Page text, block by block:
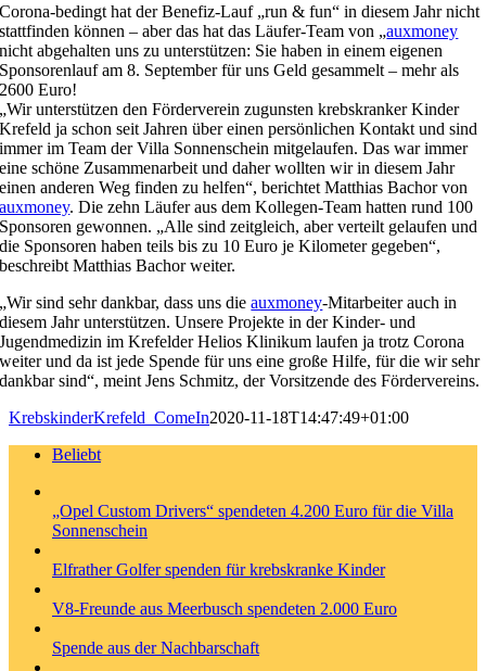
Corona-bedingt hat der Benefiz-Lauf „run & fun“ in diesem Jahr nicht
stattfinden können – aber das hat das Läufer-Team von „auxmoney
nicht abgehalten uns zu unterstützen: Sie haben in einem eigenen
Sponsorenlauf am 8. September für uns Geld gesammelt – mehr als
2600 Euro!
„Wir unterstützen den Förderverein zugunsten krebskranker Kinder
Krefeld ja schon seit Jahren über einen persönlichen Kontakt und sind
immer im Team der Villa Sonnenschein mitgelaufen. Das war immer
eine schöne Zusammenarbeit und daher wollten wir in diesem Jahr
einen anderen Weg finden zu helfen“, berichtet Matthias Bachor von
auxmoney. Die zehn Läufer aus dem Kollegen-Team hatten rund 100
Sponsoren gewonnen. „Alle sind zeitgleich, aber verteilt gelaufen und
die Sponsoren haben teils bis zu 10 Euro je Kilometer gegeben“,
beschreibt Matthias Bachor weiter.
„Wir sind sehr dankbar, dass uns dieauxmoney-Mitarbeiter auch in
diesem Jahr unterstützen. Unsere Projekte in der Kinder- und
Jugendmedizin im Krefelder Helios Klinikum laufen ja trotz Corona
weiter und da ist jede Spende für uns eine große Hilfe, für die wir sehr
dankbar sind“, meint Jens Schmitz, der Vorsitzende des Fördervereins.
KrebskinderKrefeld_ComeIn2020-11-18T14:47:49+01:00
Beliebt
„Opel Custom Drivers“ spendeten 4.200 Euro für die Villa
Sonnenschein
Elfrather Golfer spenden für krebskranke Kinder
V8-Freunde aus Meerbusch spendeten 2.000 Euro
Spende aus der Nachbarschaft